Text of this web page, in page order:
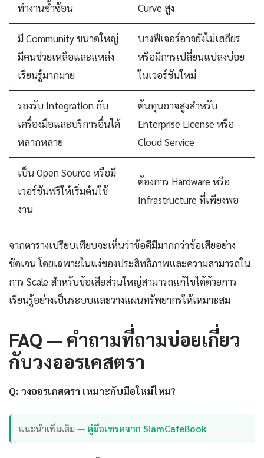
ทำงานซ้ำซ้อน
Curve สูง
มี Community ขนาดใหญ่
มีคนช่วยเหลือและแหล่ง
เรียนรู้มากมาย
บางฟีเจอร์อาจยังไม่เสถียร
หรือมีการเปลี่ยนแปลงบ่อย
ในเวอร์ชันใหม่
รองรับ Integration กับ
เครื่องมือและบริการอื่นได้
หลากหลาย
ต้นทุนอาจสูงสำหรับ
Enterprise License หรือ
Cloud Service
เป็น Open Source หรือมี
เวอร์ชันฟรีให้เริ่มต้นใช้
งาน
ต้องการ Hardware หรือ
Infrastructure ที่เพียงพอ
จากตารางเปรียบเทียบจะเห็นว่าข้อดีมีมากกว่าข้อเสียอย่าง
ชัดเจน โดยเฉพาะในแง่ของประสิทธิภาพและความสามารถใน
การ Scale สำหรับข้อเสียส่วนใหญ่สามารถแก้ไขได้ด้วยการ
เรียนรู้อย่างเป็นระบบและวางแผนทรัพยากรให้เหมาะสม
FAQ — คำถามที่ถามบ่อยเกี่ยว
กับวงออรเคสตรา
Q: วงออรเคสตรา เหมาะกับมือใหม่ไหม?
แนะนำเพิ่มเติม — คู่มือเทรดจาก SiamCafeBook